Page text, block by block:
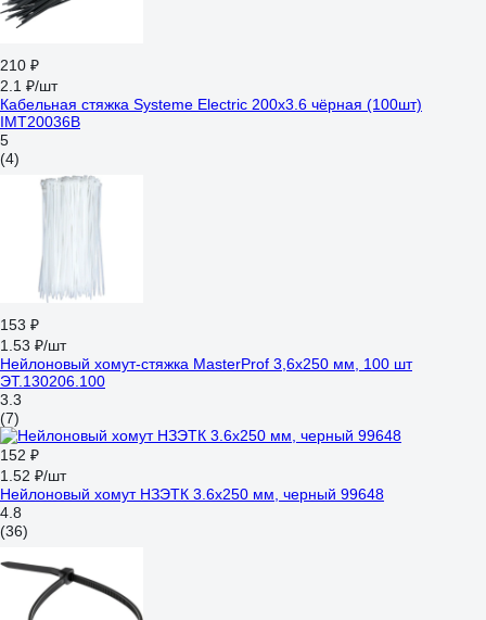
210 ₽
2.1 ₽/шт
Кабельная стяжка Systeme Electric 200x3.6 чёрная (100шт)
IMT20036B
5
(4)
153 ₽
1.53 ₽/шт
Нейлоновый хомут-стяжка MasterProf 3,6x250 мм, 100 шт
ЭТ.130206.100
3.3
(7)
152 ₽
1.52 ₽/шт
Нейлоновый хомут НЗЭТК 3.6х250 мм, черный 99648
4.8
(36)